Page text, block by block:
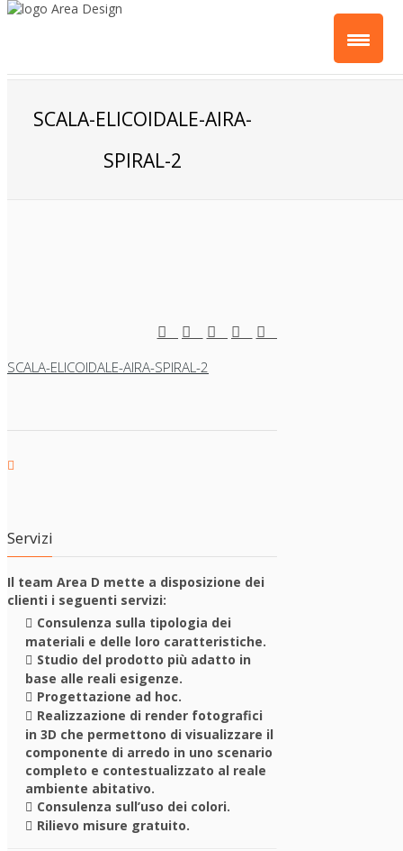
SCALA-ELICOIDALE-AIRA-
SPIRAL-2
SCALA-ELICOIDALE-AIRA-SPIRAL-2
Servizi
Il team Area D mette a disposizione dei
clienti i seguenti servizi:
Consulenza sulla tipologia dei
materiali e delle loro caratteristiche.
Studio del prodotto più adatto in
base alle reali esigenze.
Progettazione ad hoc.
Realizzazione di render fotografici
in 3D che permettono di visualizzare il
componente di arredo in uno scenario
completo e contestualizzato al reale
ambiente abitativo.
Consulenza sull’uso dei colori.
Rilievo misure gratuito.